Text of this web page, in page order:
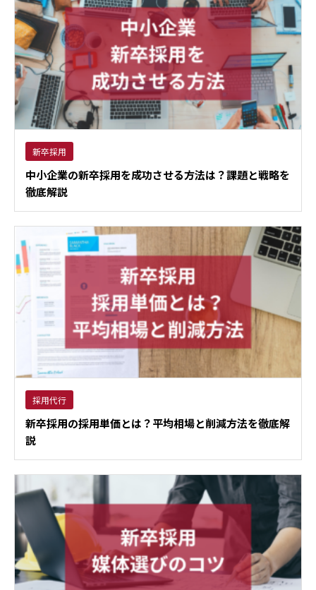
新卒採用
中小企業の新卒採用を成功させる方法は？課題と戦略を
徹底解説
採用代行
新卒採用の採用単価とは？平均相場と削減方法を徹底解
説